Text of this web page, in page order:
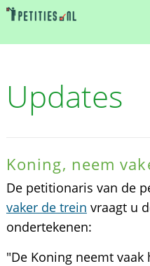
Updates
Koning, neem
De petitionaris van de
vaker de trein vraagt u
ondertekenen:
"De Koning neemt vaak